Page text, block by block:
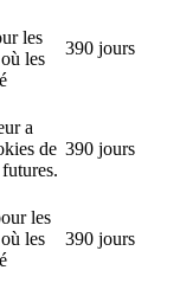
les
les
390 jours
a
de 390 jours
les
les
390 jours